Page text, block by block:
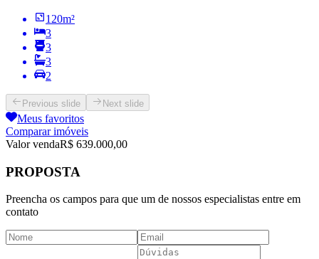
120m²
3
3
3
2
Previous slide Next slide
Meus favoritos
Comparar imóveis
Valor vendaR$ 639.000,00
PROPOSTA
Preencha os campos para que um de nossos especialistas entre em
contato